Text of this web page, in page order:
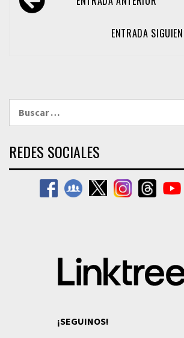
de
ENTRADA
REDES SOCIALES
¡SEGUINOS!